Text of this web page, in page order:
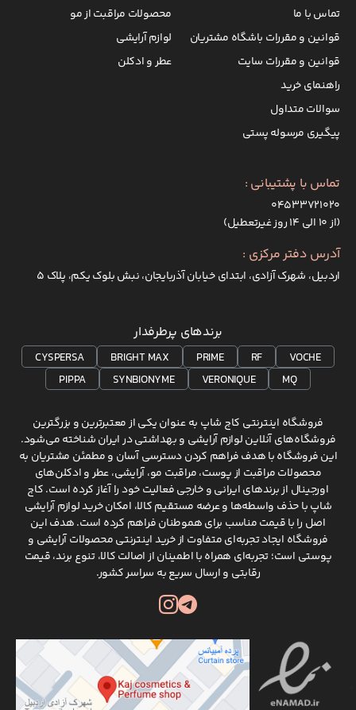
تماس با ما
قوانین و مقررات باشگاه مشتریان
قوانین و مقررات سایت
راهنمای خرید
سوالات متداول
پیگیری مرسوله پستی
محصولات مراقبت از مو
لوازم آرایشی
عطر و ادکلن
تماس با پشتیبانی :
۰۴۵۳۳۷۲۱۰۲۰
(از ۱۰ الی ۱۴ روز غیرتعطیل)
آدرس دفتر مرکزی :
اردبیل، شهرک آزادی، ابتدای خیابان آذربایجان، نبش بلوک یکم، پلاک 5
برندهای پرطرفدار
VOCHE
RF
PRIME
BRIGHT MAX
CYSPERSA
MQ
VERONIQUE
SYNBIONYME
PIPPA
فروشگاه اینترنتی کاج شاپ به عنوان یکی از معتبرترین و بزرگترین
فروشگاه‌های آنلاین لوازم آرایشی و بهداشتی در ایران شناخته می‌شود.
این فروشگاه با هدف فراهم کردن دسترسی آسان و مطمئن مشتریان به
محصولات مراقبت از پوست، مراقبت مو، آرایشی، عطر و ادکلن‌های
اورجینال از برندهای ایرانی و خارجی فعالیت خود را آغاز کرده است. کاج
شاپ با حذف واسطه‌ها و عرضه مستقیم کالا، امکان خرید لوازم آرایشی
اصل را با قیمت مناسب برای هموطنان فراهم کرده است. هدف این
فروشگاه ایجاد تجربه‌ای متفاوت از خرید اینترنتی محصولات آرایشی و
پوستی است؛ تجربه‌ای همراه با اطمینان از اصالت کالا، تنوع برند، قیمت
رقابتی و ارسال سریع به سراسر کشور.